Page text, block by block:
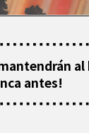
antes!